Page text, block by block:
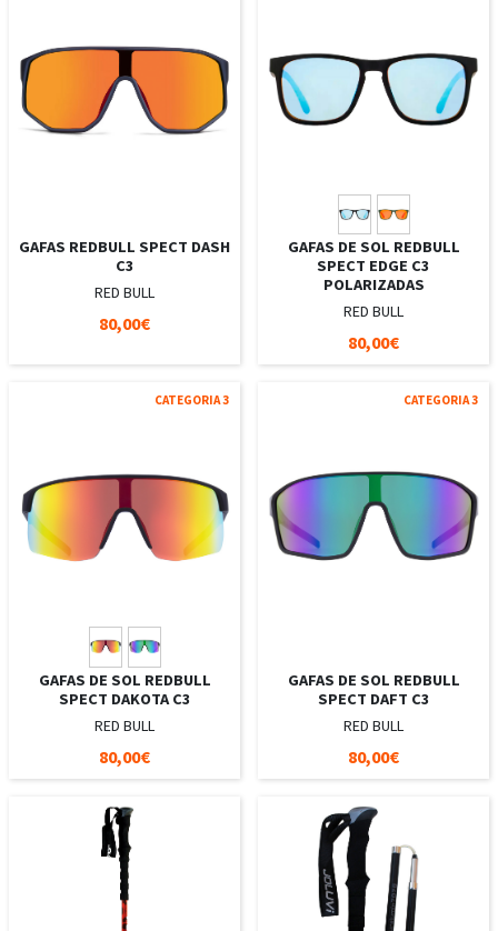
GAFAS REDBULL SPECT DASH
C3
RED BULL
80,00€
GAFAS DE SOL REDBULL
SPECT EDGE C3
POLARIZADAS
RED BULL
80,00€
CATEGORIA 3
GAFAS DE SOL REDBULL
SPECT DAKOTA C3
RED BULL
80,00€
CATEGORIA 3
GAFAS DE SOL REDBULL
SPECT DAFT C3
RED BULL
80,00€